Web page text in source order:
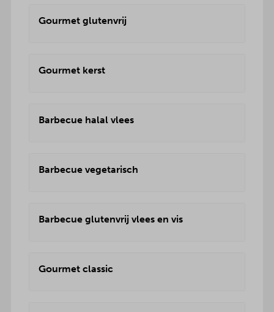
Gourmet glutenvrij
Gourmet kerst
Barbecue halal vlees
Barbecue vegetarisch
Barbecue glutenvrij vlees en vis
Gourmet classic